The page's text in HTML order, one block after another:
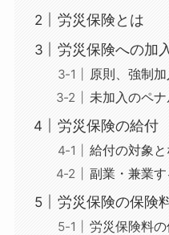
労災保険とは
労災保険への加
原則、強制加
未加入のペナ
労災保険の給付
給付の対象
副業・兼業
労災保険の保険
労災保険料